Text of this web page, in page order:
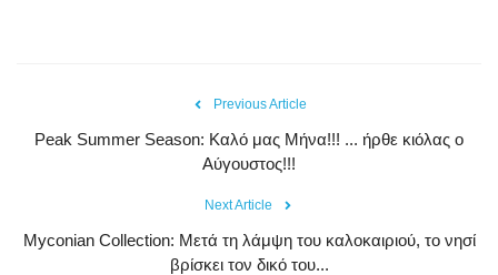
Previous Article
Peak Summer Season: Kαλό μας Μήνα!!! ... ήρθε κιόλας ο
Αύγουστος!!!
Next Article
Myconian Collection: Μετά τη λάμψη του καλοκαιριού, το νησί
βρίσκει τον δικό του...